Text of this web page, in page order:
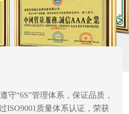
守“6S”管理体系，保证品质，
ISO9001质量体系认证，荣获